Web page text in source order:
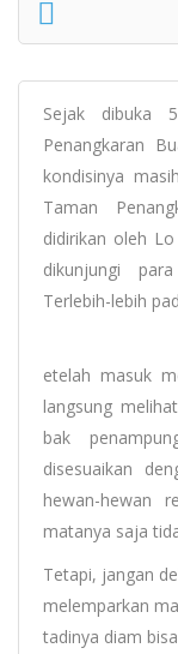
Sejak dibuka
Penangkaran
kondisinya
Taman
didirikan oleh
dikunjungi
Terlebih-lebih
etelah masuk
langsung
bak
disesuaikan
hewan-hewan
matanya saja
Tetapi, jangan
melemparkan
tadinya diam